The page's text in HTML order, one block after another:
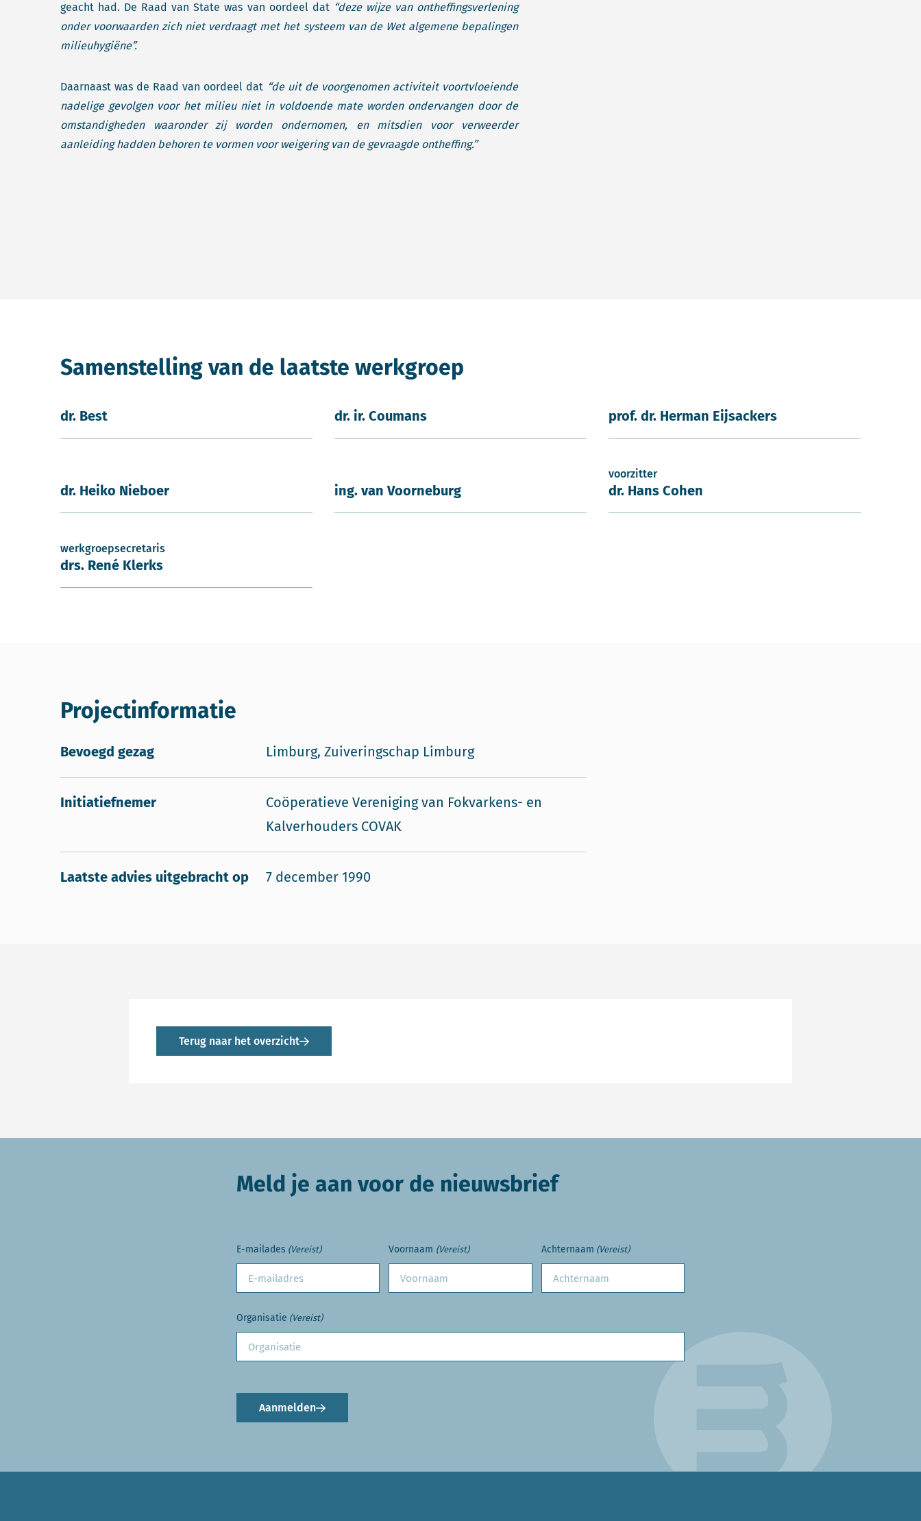
geacht had. De Raad van State was van oordeel dat “deze wijze van ontheffingsverlening
onder voorwaarden zich niet verdraagt met het systeem van de Wet algemene bepalingen
milieuhygiëne”.
Daarnaast was de Raad van oordeel dat “de uit de voorgenomen activiteit voortvloeiende
nadelige gevolgen voor het milieu niet in voldoende mate worden ondervangen door de
omstandigheden waaronder zij worden ondernomen, en mitsdien voor verweerder
aanleiding hadden behoren te vormen voor weigering van de gevraagde ontheffing.”
Samenstelling van de laatste werkgroep
dr. Best dr. ir. Coumans prof. dr. Herman Eijsackers
dr. Heiko Nieboer ing. van Voorneburg
voorzitter
dr. Hans Cohen
werkgroepsecretaris
drs. René Klerks
Projectinformatie
Bevoegd gezag Limburg, Zuiveringschap Limburg
Initiatiefnemer
Coöperatieve Vereniging van Fokvarkens- en
Kalverhouders COVAK
Laatste advies uitgebracht op 7 december 1990
Terug naar het overzicht
Meld je aan voor de nieuwsbrief
E-mailades (Vereist) Voornaam (Vereist) Achternaam (Vereist)
Organisatie (Vereist)
Aanmelden